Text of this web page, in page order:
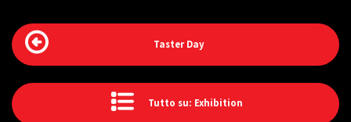
Taster Day
Tutto su: Exhibition